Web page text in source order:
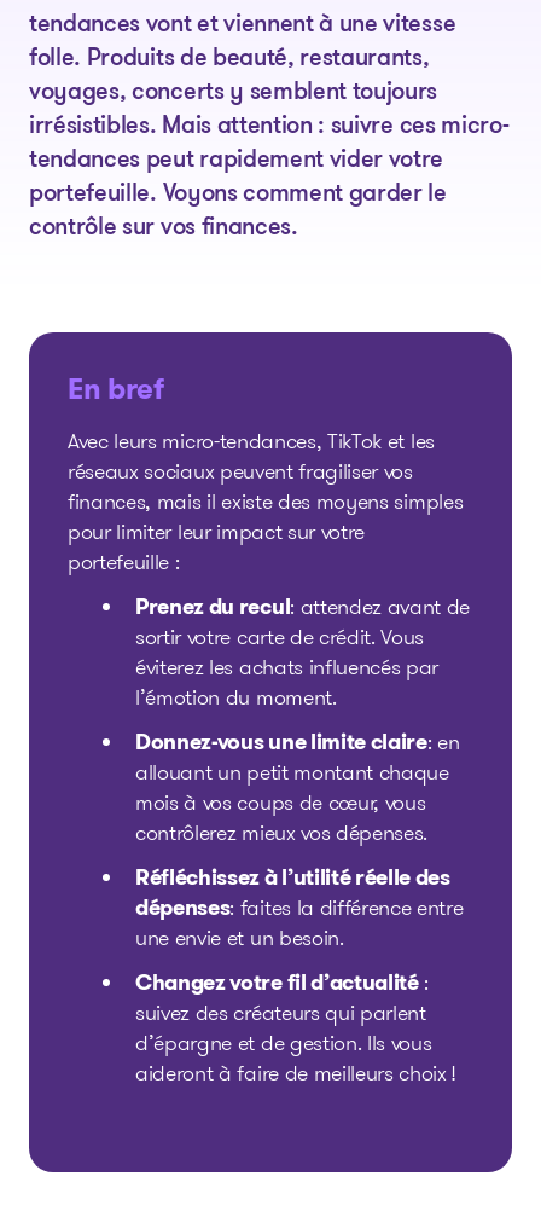
tendances vont et viennent à une vitesse
folle. Produits de beauté, restaurants,
voyages, concerts y semblent toujours
irrésistibles. Mais attention : suivre ces micro-
tendances peut rapidement vider votre
portefeuille. Voyons comment garder le
contrôle sur vos finances.
En bref
Avec leurs micro-tendances, TikTok et les
réseaux sociaux peuvent fragiliser vos
finances, mais il existe des moyens simples
pour limiter leur impact sur votre
portefeuille :
Prenez du recul: attendez avant de
sortir votre carte de crédit. Vous
éviterez les achats influencés par
l’émotion du moment.
Donnez-vous une limite claire: en
allouant un petit montant chaque
mois à vos coups de cœur, vous
contrôlerez mieux vos dépenses.
Réfléchissez à l’utilité réelle des
dépenses: faites la différence entre
une envie et un besoin.
Changez votre fil d’actualité:
suivez des créateurs qui parlent
d’épargne et de gestion. Ils vous
aideront à faire de meilleurs choix !